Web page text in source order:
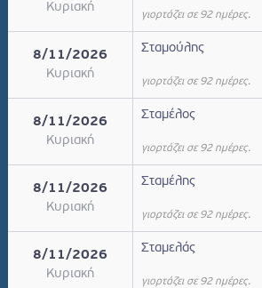
Κυριακή
γιορτάζει σε 92 ημέρες.
8/11/2026
Κυριακή
Σταμούλης
γιορτάζει σε 92 ημέρες.
8/11/2026
Κυριακή
Σταμέλος
γιορτάζει σε 92 ημέρες.
8/11/2026
Κυριακή
Σταμέλης
γιορτάζει σε 92 ημέρες.
8/11/2026
Κυριακή
Σταμελάς
γιορτάζει σε 92 ημέρες.